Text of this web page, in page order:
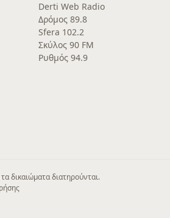
Derti Web Radio
Δρόμος 89.8
Sfera 102.2
Σκύλος 90 FM
Ρυθμός 94.9
δικαιώματα διατηρούνται.